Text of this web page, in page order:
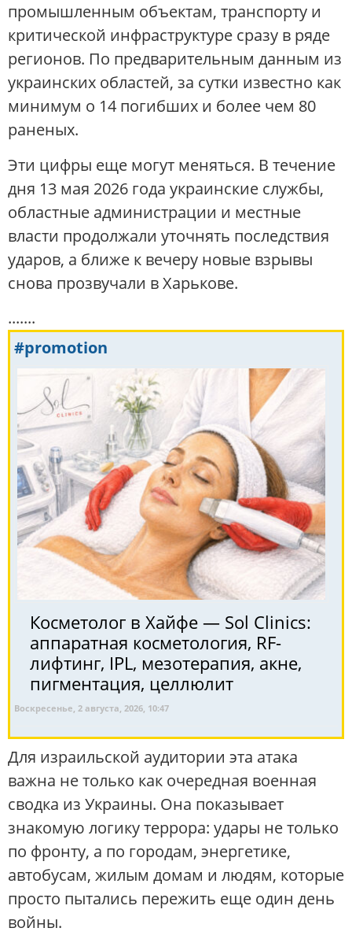
промышленным объектам, транспорту и
критической инфраструктуре сразу в ряде
регионов. По предварительным данным из
украинских областей, за сутки известно как
минимум о 14 погибших и более чем 80
раненых.
Эти цифры еще могут меняться. В течение
дня 13 мая 2026 года украинские службы,
областные администрации и местные
власти продолжали уточнять последствия
ударов, а ближе к вечеру новые взрывы
снова прозвучали в Харькове.
.......
#promotion
Косметолог в Хайфе — Sol Clinics:
аппаратная косметология, RF-
лифтинг, IPL, мезотерапия, акне,
пигментация, целлюлит
Воскресенье, 2 августа, 2026, 10:47
Для израильской аудитории эта атака
важна не только как очередная военная
сводка из Украины. Она показывает
знакомую логику террора: удары не только
по фронту, а по городам, энергетике,
автобусам, жилым домам и людям, которые
просто пытались пережить еще один день
войны.